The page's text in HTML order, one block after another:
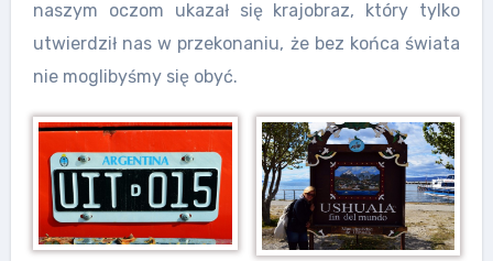
naszym oczom ukazał się krajobraz, który tylko
utwierdził nas w przekonaniu, że bez końca świata
nie moglibyśmy się obyć.